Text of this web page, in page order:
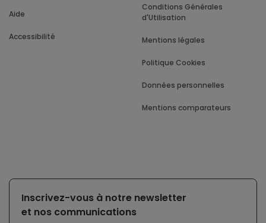
Aide
Accessibilité
Conditions Générales
d'Utilisation
Mentions légales
Politique Cookies
Données personnelles
Mentions comparateurs
Inscrivez-vous à notre newsletter
et nos communications